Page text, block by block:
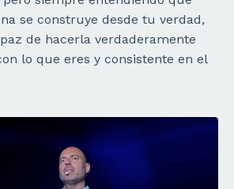
se construye desde tu verdad,
de hacerla verdaderamente
lo que eres y consistente en el